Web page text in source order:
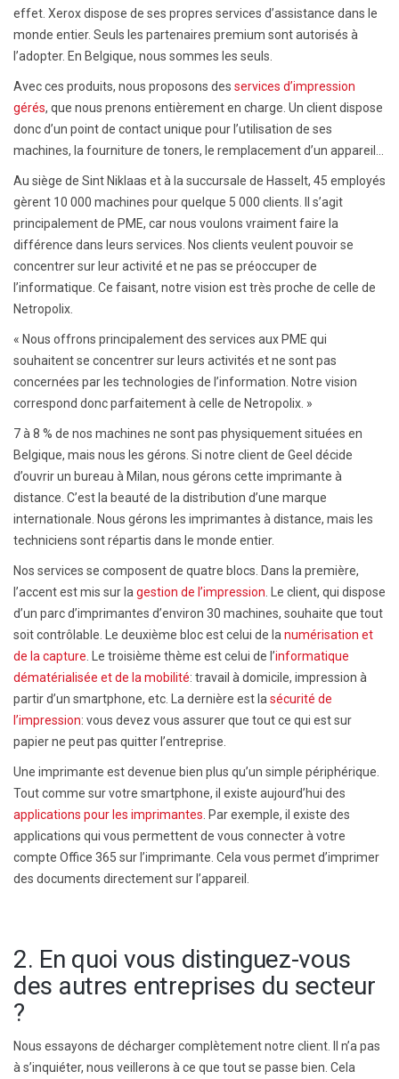
effet. Xerox dispose de ses propres services d’assistance dans le
monde entier. Seuls les partenaires premium sont autorisés à
l’adopter. En Belgique, nous sommes les seuls.
Avec ces produits, nous proposons des services d’impression
gérés, que nous prenons entièrement en charge. Un client dispose
donc d’un point de contact unique pour l’utilisation de ses
machines, la fourniture de toners, le remplacement d’un appareil…
Au siège de Sint Niklaas et à la succursale de Hasselt, 45 employés
gèrent 10 000 machines pour quelque 5 000 clients. Il s’agit
principalement de PME, car nous voulons vraiment faire la
différence dans leurs services. Nos clients veulent pouvoir se
concentrer sur leur activité et ne pas se préoccuper de
l’informatique. Ce faisant, notre vision est très proche de celle de
Netropolix.
« Nous offrons principalement des services aux PME qui
souhaitent se concentrer sur leurs activités et ne sont pas
concernées par les technologies de l’information. Notre vision
correspond donc parfaitement à celle de Netropolix. »
7 à 8 % de nos machines ne sont pas physiquement situées en
Belgique, mais nous les gérons. Si notre client de Geel décide
d’ouvrir un bureau à Milan, nous gérons cette imprimante à
distance. C’est la beauté de la distribution d’une marque
internationale. Nous gérons les imprimantes à distance, mais les
techniciens sont répartis dans le monde entier.
Nos services se composent de quatre blocs. Dans la première,
l’accent est mis sur la gestion de l’impression . Le client, qui dispose
d’un parc d’imprimantes d’environ 30 machines, souhaite que tout
soit contrôlable. Le deuxième bloc est celui de la numérisation et
de la capture . Le troisième thème est celui de l’informatique
dématérialisée et de la mobilité: travail à domicile, impression à
partir d’un smartphone, etc. La dernière est la sécurité de
l’impression: vous devez vous assurer que tout ce qui est sur
papier ne peut pas quitter l’entreprise.
Une imprimante est devenue bien plus qu’un simple périphérique.
Tout comme sur votre smartphone, il existe aujourd’hui des
applications pour les imprimantes . Par exemple, il existe des
applications qui vous permettent de vous connecter à votre
compte Office 365 sur l’imprimante. Cela vous permet d’imprimer
des documents directement sur l’appareil.
2. En quoi vous distinguez-vous
des autres entreprises du secteur
?
Nous essayons de décharger complètement notre client. Il n’a pas
à s’inquiéter, nous veillerons à ce que tout se passe bien. Cela